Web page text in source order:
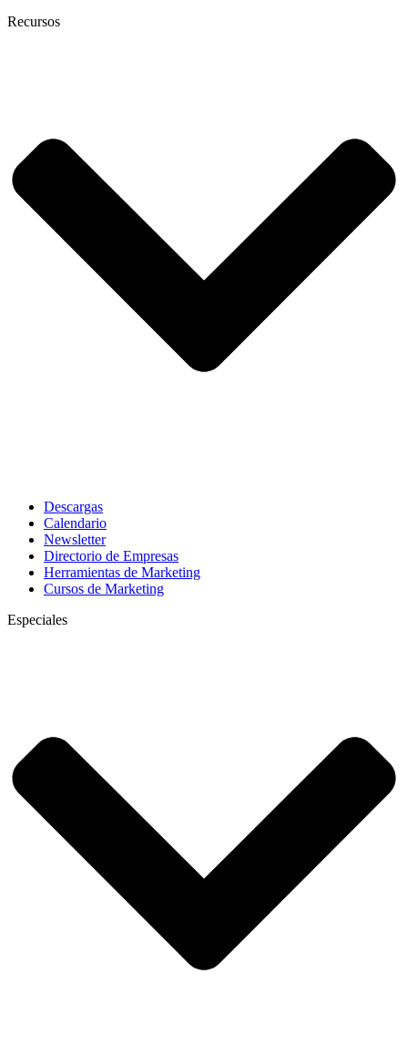
Recursos
Descargas
Calendario
Newsletter
Directorio de Empresas
Herramientas de Marketing
Cursos de Marketing
Especiales